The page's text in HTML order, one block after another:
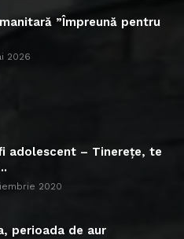
”Împreună pentru
2026
adolescent – Tinerețe, te
2020
perioada de aur